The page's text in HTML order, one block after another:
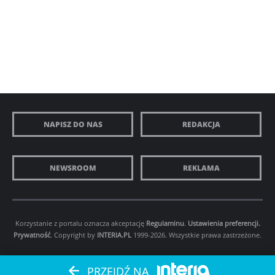
NAPISZ DO NAS REDAKCJA
NEWSROOM REKLAMA
Korzystanie z portalu oznacza akceptację Regulaminu. Ustawienia preferencji.
Prywatność. Copyright by INTERIA.PL 1999-2026. Wszystkie prawa zastrzeżone.
PRZEJDŹ NA